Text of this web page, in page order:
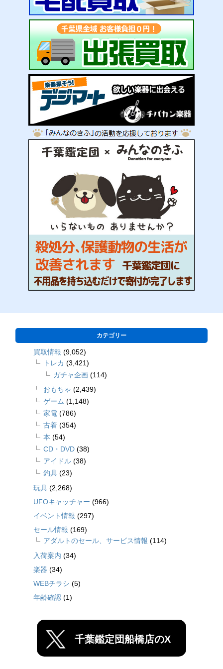
カテゴリー
買取情報 (9,052)
トレカ (3,421)
ガチャ企画 (114)
おもちゃ (2,439)
ゲーム (1,148)
家電 (786)
古着 (354)
本 (54)
CD・DVD (38)
アイドル (38)
釣具 (23)
玩具 (2,268)
UFOキャッチャー (966)
イベント情報 (297)
セール情報 (169)
アダルトのセール、サービス情報 (114)
入荷案内 (34)
楽器 (34)
WEBチラシ (5)
年齢確認 (1)
千葉鑑定団船橋店のX